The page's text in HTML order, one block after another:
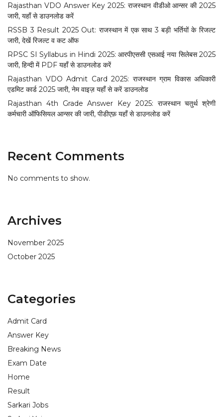
Rajasthan VDO Answer Key 2025: राजस्थान वीडीओ आन्सर की 2025
जारी, यहाँ से डाउनलोड करें
RSSB 3 Result 2025 Out: राजस्थान में एक साथ 3 बड़ी भर्तियों के रिजल्ट
जारी, देखें रिजल्ट व कट ऑफ
RPSC SI Syllabus in Hindi 2025: आरपीएससी एसआई नया सिलेबस 2025
जारी, हिन्दी में PDF यहाँ से डाउनलोड करें
Rajasthan VDO Admit Card 2025: राजस्थान ग्राम विकास अधिकारी
एडमिट कार्ड 2025 जारी, नेम वाइज़ यहाँ से करें डाउनलोड
Rajasthan 4th Grade Answer Key 2025: राजस्थान चतुर्थ श्रेणी
कर्मचारी ऑफिसियल आन्सर की जारी, पीडीएफ़ यहाँ से डाउनलोड करें
Recent Comments
No comments to show.
Archives
November 2025
October 2025
Categories
Admit Card
Answer Key
Breaking News
Exam Date
Home
Result
Sarkari Jobs